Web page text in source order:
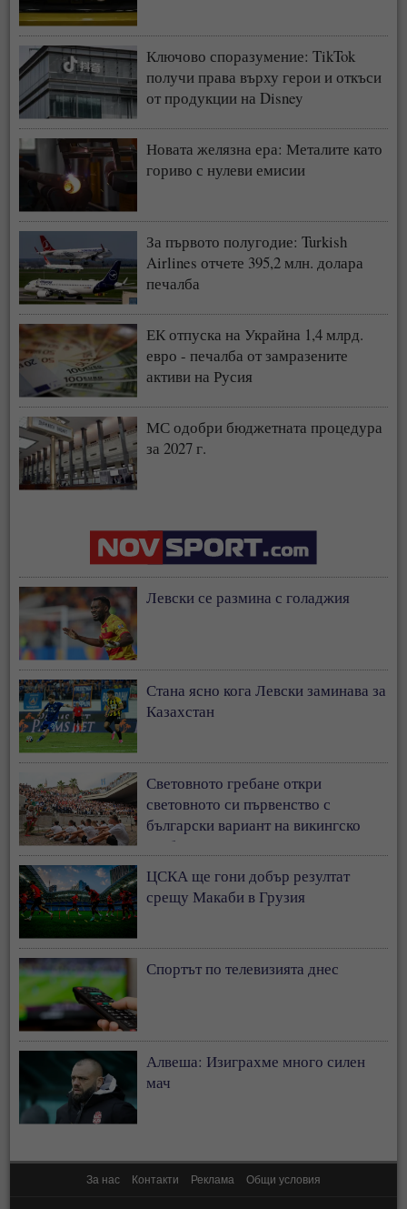
Ключово споразумение: TikTok
получи права върху герои и откъси
от продукции на Disney
Новата желязна ера: Металите като
гориво с нулеви емисии
За първото полугодие: Turkish
Airlines отчете 395,2 млн. долара
печалба
ЕК отпуска на Украйна 1,4 млрд.
евро - печалба от замразените
активи на Русия
МС одобри бюджетната процедура
за 2027 г.
Левски се размина с голаджия
Стана ясно кога Левски заминава за
Казахстан
Световното гребане откри
световното си първенство с
български вариант на викингско
гребане
ЦСКА ще гони добър резултат
срещу Макаби в Грузия
Спортът по телевизията днес
Алвеша: Изиграхме много силен
мач
За нас Контакти Реклама Общи условия